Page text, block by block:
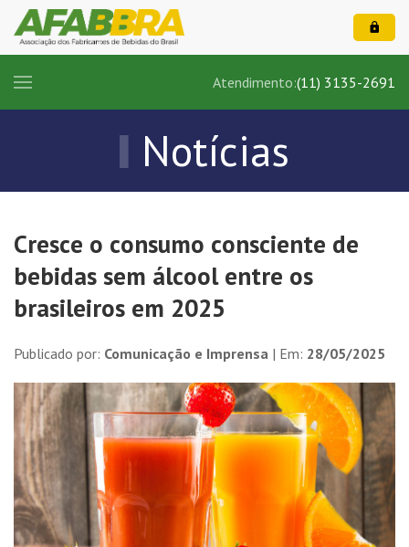
Atendimento:(11) 3135-2691
Notícias
Cresce o consumo consciente de
bebidas sem álcool entre os
brasileiros em 2025
Publicado por: Comunicação e Imprensa | Em: 28/05/2025